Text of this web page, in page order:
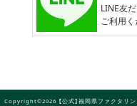
LINE友
ご利用く
Copyright©2026 【公式】福岡県ファクタリ